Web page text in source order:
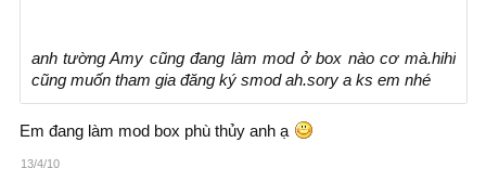
anh tường Amy cũng đang làm mod ở box nào cơ mà.hihi
cũng muốn tham gia đăng ký smod ah.sory a ks em nhé
Em đang làm mod box phù thủy anh ạ
13/4/10